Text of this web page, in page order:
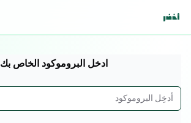
ادخل البروموكود الخاص بك